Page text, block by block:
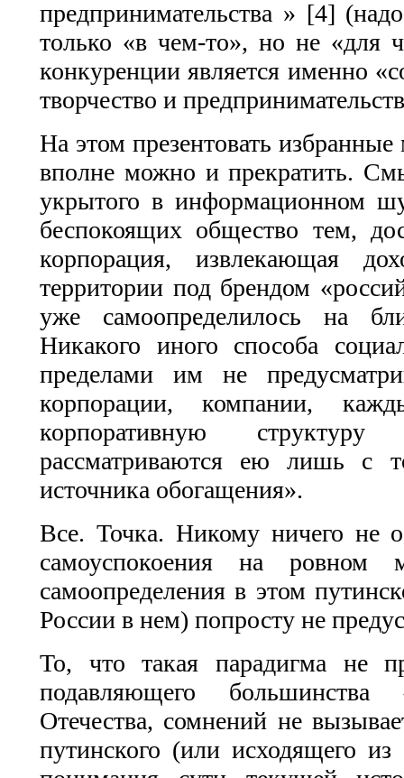
предпринимательства » [4]
только «в чем-то», но не «для
конкуренции является именно
творчество и
На этом презентовать
вполне можно и прекратить.
укрытого в информационном
беспокоящих общество тем,
корпорация, извлекающая
территории под брендом
уже самоопределилось на
Никакого иного способа
пределами им не
корпорации, компании,
корпоративную
рассматриваются ею лишь с
источника обогащения».
Все. Точка. Никому ничего не
самоуспокоения на ровном
самоопределения в этом
России в нем) попросту не
То, что такая парадигма не
подавляющего большинства
Отечества, сомнений не
путинского (или исходящего